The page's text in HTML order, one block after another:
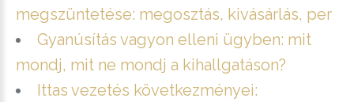
megszüntetése: megosztás, kivásárlás, per
Gyanúsítás vagyon elleni ügyben: mit
mondj, mit ne mondj a kihallgatáson?
Ittas vezetés következményei: